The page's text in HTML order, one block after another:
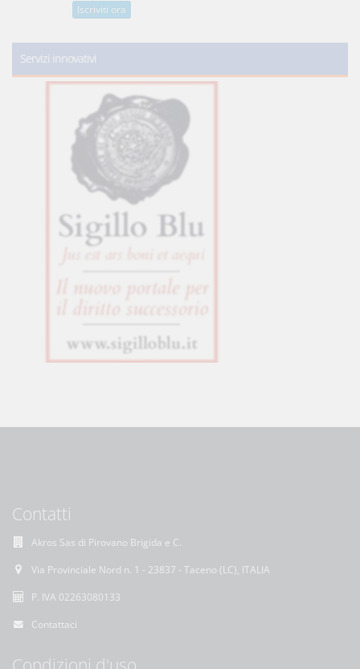
Iscriviti ora
Servizi innovativi
Contatti
Akros Sas di Pirovano Brigida e C.
Via Provinciale Nord n. 1 - 23837 - Taceno (LC), ITALIA
P. IVA 02263080133
Contattaci
Condizioni d'uso